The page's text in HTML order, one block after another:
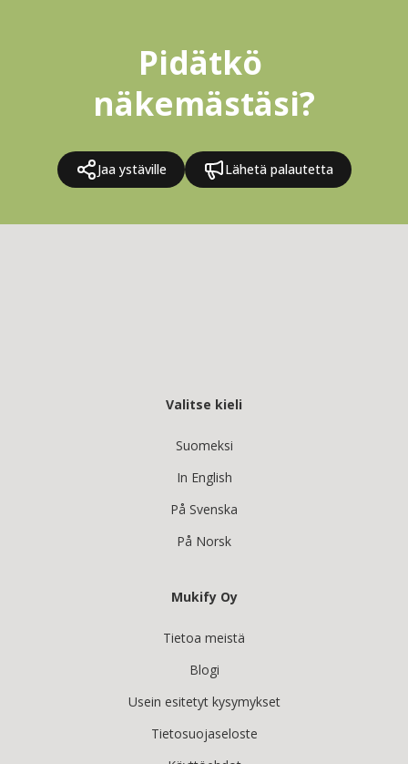
Pidätkö
näkemästäsi?
Jaa ystäville Lähetä palautetta
Valitse kieli
Suomeksi
In English
På Svenska
På Norsk
Mukify Oy
Tietoa meistä
Blogi
Usein esitetyt kysymykset
Tietosuojaseloste